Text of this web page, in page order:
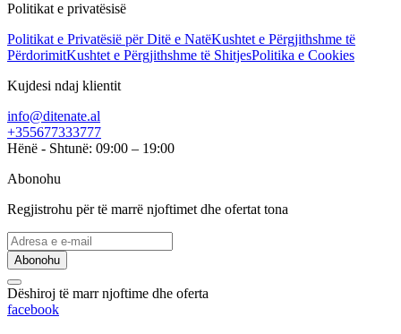
Politikat e privatësisë
Politikat e Privatësië për Ditë e NatëKushtet e Përgjithshme të
PërdorimitKushtet e Përgjithshme të ShitjesPolitika e Cookies
Kujdesi ndaj klientit
info@ditenate.al
+355677333777
Hënë - Shtunë: 09:00 – 19:00
Abonohu
Regjistrohu për të marrë njoftimet dhe ofertat tona
Abonohu
Dëshiroj të marr njoftime dhe oferta
facebook